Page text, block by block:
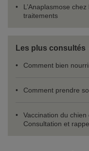
L’Anaplasmose
traitements
Les plus consultés
Comment bien
Comment prendre
Vaccination du
Consultation et